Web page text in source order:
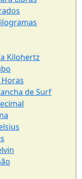
Kilohertz
de Surf